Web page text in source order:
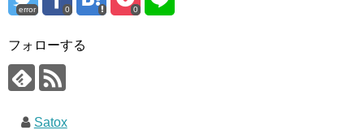
error 0 0
フォローする
Satox